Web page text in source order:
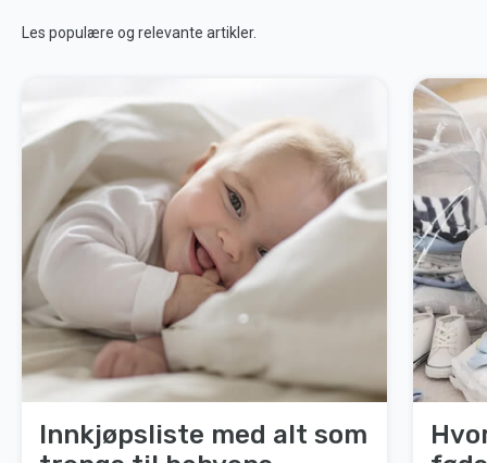
Les populære og relevante artikler.
Innkjøpsliste med alt som